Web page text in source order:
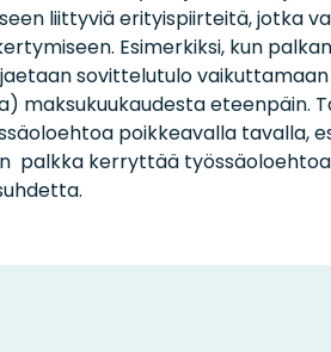
liittyviä erityispiirteitä, jotka
Esimerkiksi, kun
sovittelutulo vaikuttamaan
maksukuukaudesta eteenpäin.
poikkeavalla tavalla,
palkka kerryttää